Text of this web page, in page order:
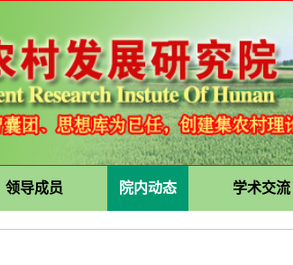
领导成员 院内动态 学术交流